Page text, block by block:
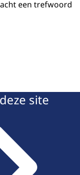
een trefwoord
site